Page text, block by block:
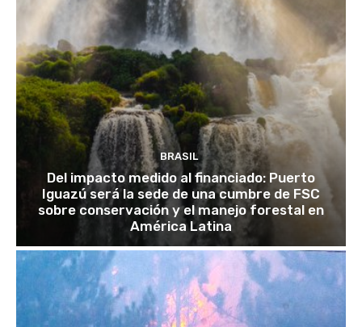
BRASIL
Del impacto medido al financiado: Puerto
Iguazú será la sede de una cumbre de FSC
sobre conservación y el manejo forestal en
América Latina